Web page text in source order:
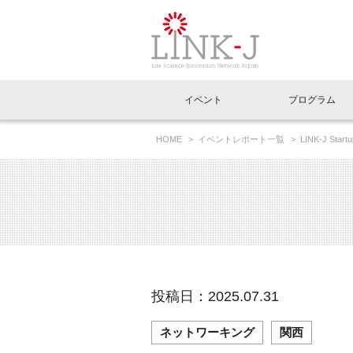
イベントお知らせメール登録
イベント
イベント一覧
LINK-J主催・共催 特別
LINK-J協賛・協力 出展
プログラム
Out of Box相談室
インタビュー・コラム一覧
スペシャルインタビュー
連載コラム
ニュース一覧
トピック プレ
メディア情報 海外
協賛・協力
理事長挨拶
国内外連携
組織概要
特別会員一覧
専用メニューはこちら
ラウンジ・会議室
アクセス
HOME イベントレポート一覧 LINK-J
投稿日：2025.07.31
ネットワーキング 関西